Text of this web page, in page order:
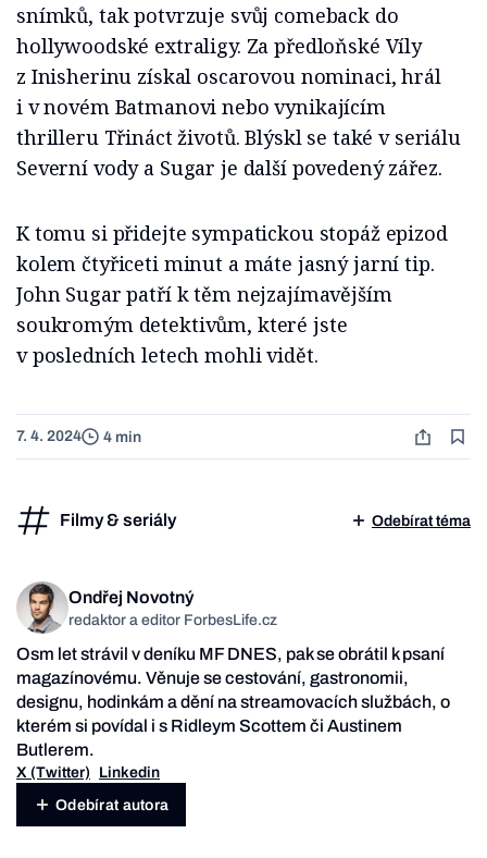
snímků, tak potvrzuje svůj comeback do
hollywoodské extraligy. Za předloňské Víly
z Inisherinu získal oscarovou nominaci, hrál
i v novém Batmanovi nebo vynikajícím
thrilleru Třináct životů. Blýskl se také v seriálu
Severní vody a Sugar je další povedený zářez.
K tomu si přidejte sympatickou stopáž epizod
kolem čtyřiceti minut a máte jasný jarní tip.
John Sugar patří k těm nejzajímavějším
soukromým detektivům, které jste
v posledních letech mohli vidět.
7. 4. 2024 4 min
Filmy & seriály Odebírat téma
Ondřej Novotný
redaktor a editor ForbesLife.cz
Osm let strávil v deníku MF DNES, pak se obrátil k psaní
magazínovému. Věnuje se cestování, gastronomii,
designu, hodinkám a dění na streamovacích službách, o
kterém si povídal i s Ridleym Scottem či Austinem
Butlerem.
X (Twitter)
Linkedin
Odebírat autora